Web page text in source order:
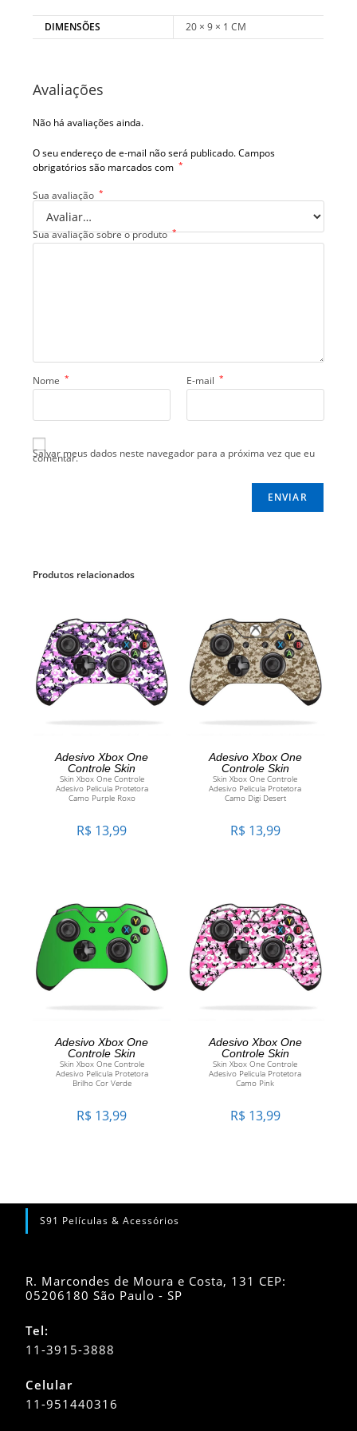
DIMENSÕES 20 × 9 × 1 CM
Avaliações
Não há avaliações ainda.
O seu endereço de e-mail não será publicado.Campos
obrigatórios são marcados com *
Sua avaliação *
Sua avaliação sobre o produto *
Nome * E-mail *
Salvar meus dados neste navegador para a próxima vez que eu
comentar.
Produtos relacionados
ADICIONAR AO
CARRINHO
Adesivo Xbox One
Controle Skin
Skin Xbox One Controle
Adesivo Pelicula Protetora
Camo Purple Roxo
R$ 13,99
ADICIONAR AO
CARRINHO
Adesivo Xbox One
Controle Skin
Skin Xbox One Controle
Adesivo Pelicula Protetora
Camo Digi Desert
R$ 13,99
ADICIONAR AO
CARRINHO
Adesivo Xbox One
Controle Skin
Skin Xbox One Controle
Adesivo Pelicula Protetora
Brilho Cor Verde
R$ 13,99
ADICIONAR AO
CARRINHO
Adesivo Xbox One
Controle Skin
Skin Xbox One Controle
Adesivo Pelicula Protetora
Camo Pink
R$ 13,99
S91 Películas & Acessórios
R. Marcondes de Moura e Costa, 131 CEP:
05206180 São Paulo - SP
Tel:
11-3915-3888
Celular
11-951440316